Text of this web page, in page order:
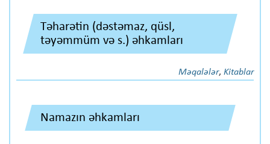
Təharətin (dəstəmaz, qüsl,
təyəmmüm və s.) əhkamları
Məqalələr, Kitablar
Namazın əhkamları